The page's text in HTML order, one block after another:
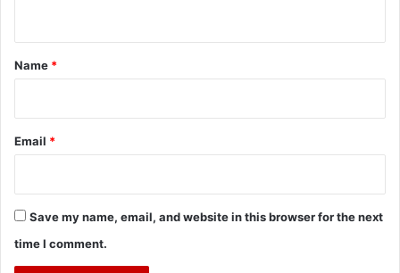
*
Name *
Email *
Save my name, email, and website in this browser for the next
time I comment.